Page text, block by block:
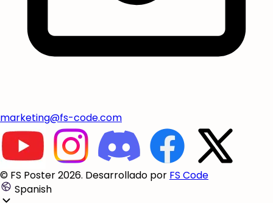
marketing@fs-code.com
© FS Poster 2026. Desarrollado por FS Code
Spanish